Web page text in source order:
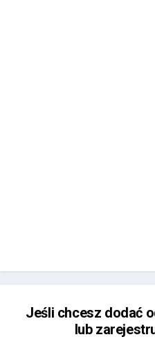
Jeśli chcesz dodać
lub